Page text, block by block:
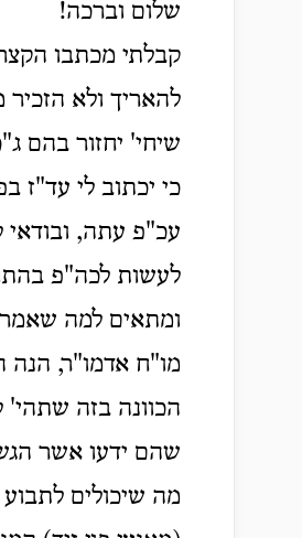
שלום וברכה!
קבלתי מכתבו
להאריך ולא
שיחי' יחזור בהם
כי יכתוב לי עד"ז
עכ"פ עתה, ובודאי
לעשות לכה"פ
ומתאים למה
מו"ח אדמו"ר, הנה
הכוונה בזה שתהי'
שהם ידעו אשר
מה שיכולים